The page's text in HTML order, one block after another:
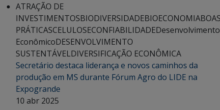
ATRAÇÃO DE
INVESTIMENTOSBIODIVERSIDADEBIOECONOMIA
PRÁTICASCELULOSECONFIABILIDADEDesenvolvimento
EconômicoDESENVOLVIMENTO
SUSTENTÁVELDIVERSIFICAÇÃO ECONÔMICA
Secretário destaca liderança e novos caminhos da
produção em MS durante Fórum Agro do LIDE na
Expogrande
10 abr 2025